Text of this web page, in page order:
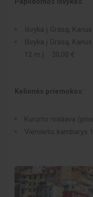
Išvyka į Grasą,
Išvyka į Grasą,
12 m.) 30,00 €
Kelionės priemokos:
Kurorto rinkliava
Vienvietis kambarys